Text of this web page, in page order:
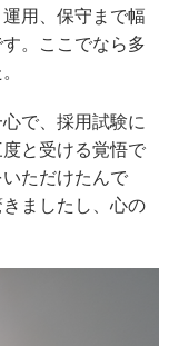
用、保守まで幅
。ここでなら多
で、採用試験に
と受ける覚悟で
ただけたんで
ましたし、心の